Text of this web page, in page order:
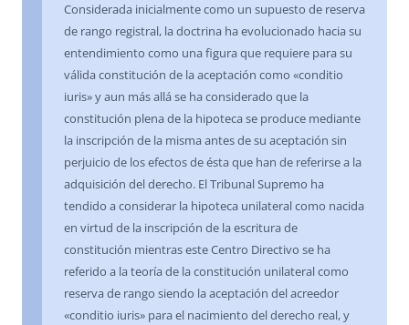
Considerada inicialmente como un supuesto de reserva
de rango registral, la doctrina ha evolucionado hacia su
entendimiento como una figura que requiere para su
válida constitución de la aceptación como «conditio
iuris» y aun más allá se ha considerado que la
constitución plena de la hipoteca se produce mediante
la inscripción de la misma antes de su aceptación sin
perjuicio de los efectos de ésta que han de referirse a la
adquisición del derecho. El Tribunal Supremo ha
tendido a considerar la hipoteca unilateral como nacida
en virtud de la inscripción de la escritura de
constitución mientras este Centro Directivo se ha
referido a la teoría de la constitución unilateral como
reserva de rango siendo la aceptación del acreedor
«conditio iuris» para el nacimiento del derecho real, y